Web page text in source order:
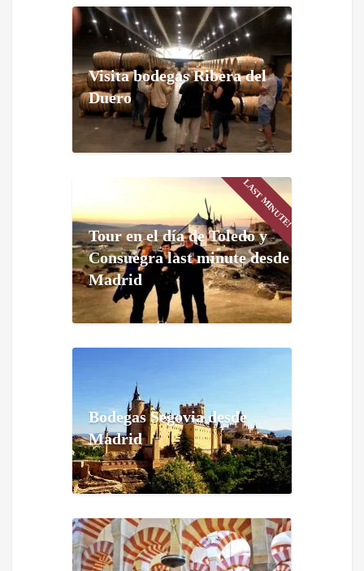
Visita bodegas Ribera del
Duero
LAST MINUTE!
Tour en el día de Toledo y
Consuegra last minute desde
Madrid
Bodegas Segovia desde
Madrid